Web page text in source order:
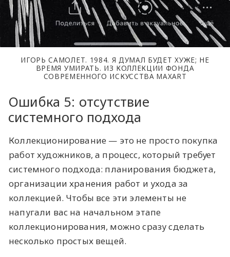
ИГОРЬ САМОЛЕТ. 1984. Я ДУМАЛ БУДЕТ ХУЖЕ; НЕ
ВРЕМЯ УМИРАТЬ. ИЗ КОЛЛЕКЦИИ ФОНДА
СОВРЕМЕННОГО ИСКУССТВА MAXART
Ошибка 5: отсутствие
системного подхода
Коллекционирование — это не просто покупка
работ художников, а процесс, который требует
системного подхода: планирования бюджета,
организации хранения работ и ухода за
коллекцией. Чтобы все эти элементы не
напугали вас на начальном этапе
коллекционирования, можно сразу сделать
несколько простых вещей.